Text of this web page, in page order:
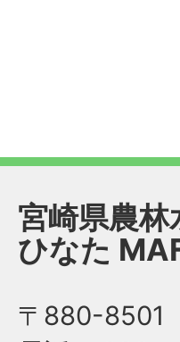
宮崎県農
ひなた
〒880-8501